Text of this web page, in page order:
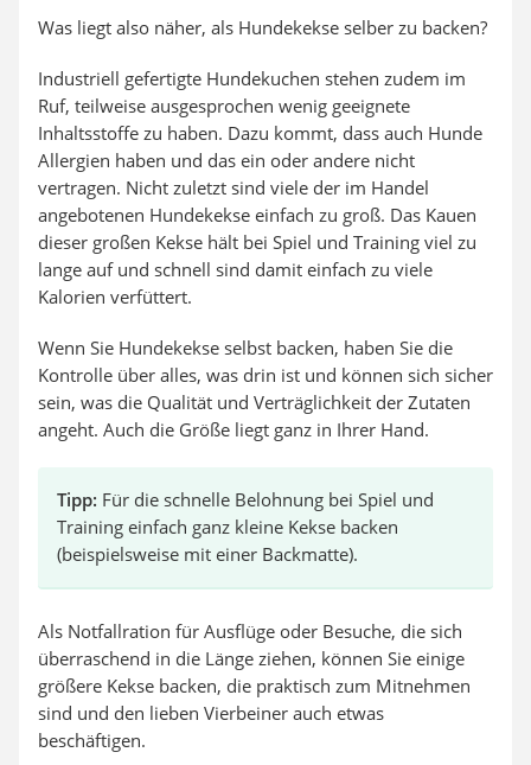
Was liegt also näher, als Hundekekse selber zu backen?
Industriell gefertigte Hundekuchen stehen zudem im
Ruf, teilweise ausgesprochen wenig geeignete
Inhaltsstoffe zu haben. Dazu kommt, dass auch Hunde
Allergien haben und das ein oder andere nicht
vertragen. Nicht zuletzt sind viele der im Handel
angebotenen Hundekekse einfach zu groß. Das Kauen
dieser großen Kekse hält bei Spiel und Training viel zu
lange auf und schnell sind damit einfach zu viele
Kalorien verfüttert.
Wenn Sie Hundekekse selbst backen, haben Sie die
Kontrolle über alles, was drin ist und können sich sicher
sein, was die Qualität und Verträglichkeit der Zutaten
angeht. Auch die Größe liegt ganz in Ihrer Hand.
Tipp: Für die schnelle Belohnung bei Spiel und
Training einfach ganz kleine Kekse backen
(beispielsweise mit einer Backmatte).
Als Notfallration für Ausflüge oder Besuche, die sich
überraschend in die Länge ziehen, können Sie einige
größere Kekse backen, die praktisch zum Mitnehmen
sind und den lieben Vierbeiner auch etwas
beschäftigen.